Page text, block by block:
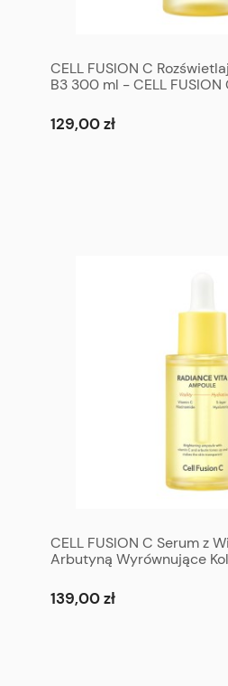
CELL FUSION C
B3 300 ml - CELL
129,00 zł
CELL FUSION C Serum z
Arbutyną Wyrównujące
139,00 zł